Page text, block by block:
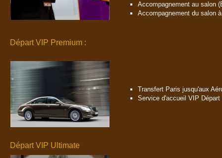
Accompagnement au salon
Accompagnement du salon
Départ VIP Premium :
Transfert Paris jusqu'aux
Service d'accueil VIP Départ
Départ VIP Ultimate